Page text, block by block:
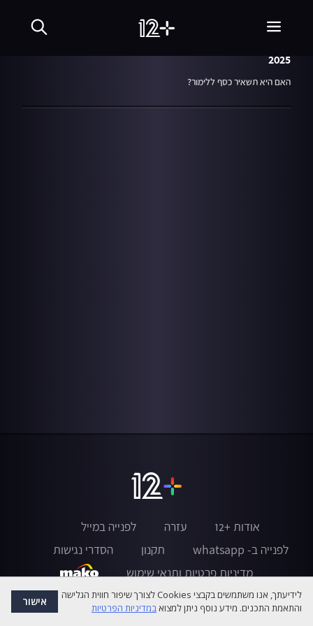
10.02.19
התושב ה-7: לימור חייל
2025
האם היא תשאיר כסף ללימור?
אודות +12 עזרה
לפנייה במייל
לפנייה ב- whatsapp
תקנון
הסדרי נגישות
מדיניות פרטיות ותנאי שימוש
לידיעתך, אנו משתמשים בקבצי Cookies לצורך שיפור חווית הגלישה
והתאמת התכנים. מידע נוסף ניתן למצואבמדיניות הפרטיות אישור